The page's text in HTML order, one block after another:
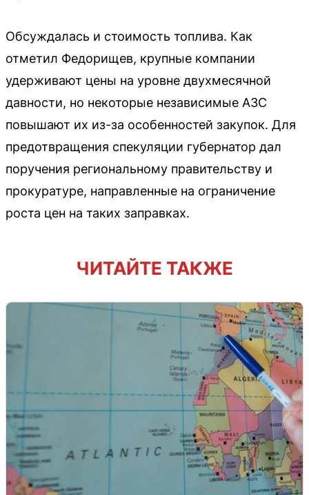
Обсуждалась и стоимость топлива. Как
отметил Федорищев, крупные компании
удерживают цены на уровне двухмесячной
давности, но некоторые независимые АЗС
повышают их из-за особенностей закупок. Для
предотвращения спекуляции губернатор дал
поручения региональному правительству и
прокуратуре, направленные на ограничение
роста цен на таких заправках.
ЧИТАЙТЕ ТАКЖЕ